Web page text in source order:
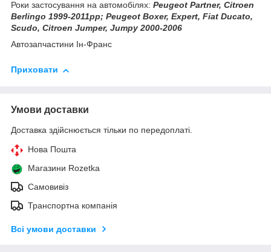
Роки застосування на автомобілях: Peugeot Partner, Citroen
Berlingo 1999-2011рр; Peugeot Boxer, Expert, Fiat Ducato,
Scudo, Citroen Jumper, Jumpy 2000-2006
Автозапчастини Ін-Франс
Приховати
Умови доставки
Доставка здійснюється тільки по передоплаті.
Нова Пошта
Магазини Rozetka
Самовивіз
Транспортна компанія
Всі умови доставки